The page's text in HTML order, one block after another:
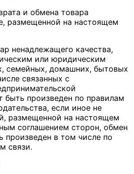
и обмена товара
размещенной на настоящем
ненадлежащего качества,
или юридическим
семейных, домашних, бытовых
связанных с
быть произведен по правилам
если иное не
размещенной на настоящем
соглашением сторон, обмен
в том числе по
связи.